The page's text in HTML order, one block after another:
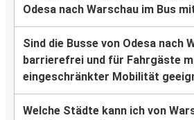
Odesa nach Warschau im Bus
Sind die Busse von Odesa nach
barrierefrei und für Fahrgäste
eingeschränkter Mobilität
Welche Städte kann ich von